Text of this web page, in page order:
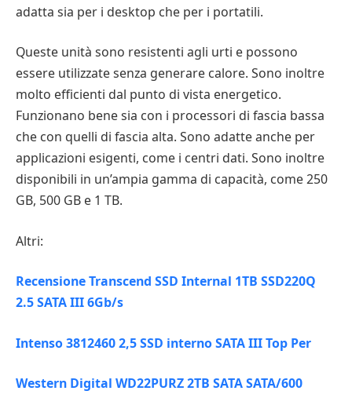
adatta sia per i desktop che per i portatili.
Queste unità sono resistenti agli urti e possono
essere utilizzate senza generare calore. Sono inoltre
molto efficienti dal punto di vista energetico.
Funzionano bene sia con i processori di fascia bassa
che con quelli di fascia alta. Sono adatte anche per
applicazioni esigenti, come i centri dati. Sono inoltre
disponibili in un’ampia gamma di capacità, come 250
GB, 500 GB e 1 TB.
Altri:
Recensione Transcend SSD Internal 1TB SSD220Q
2.5 SATA III 6Gb/s
Intenso 3812460 2,5 SSD interno SATA III Top Per
Western Digital WD22PURZ 2TB SATA SATA/600